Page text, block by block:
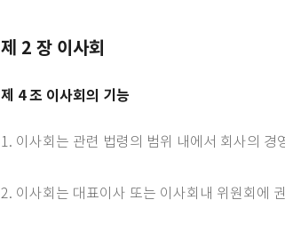
제 2 장 이사회
제 4 조 이사회의 기능
1. 이사회는 관련 법령의 범위 내에서 회사의
2. 이사회는 대표이사 또는 이사회내 위원회에